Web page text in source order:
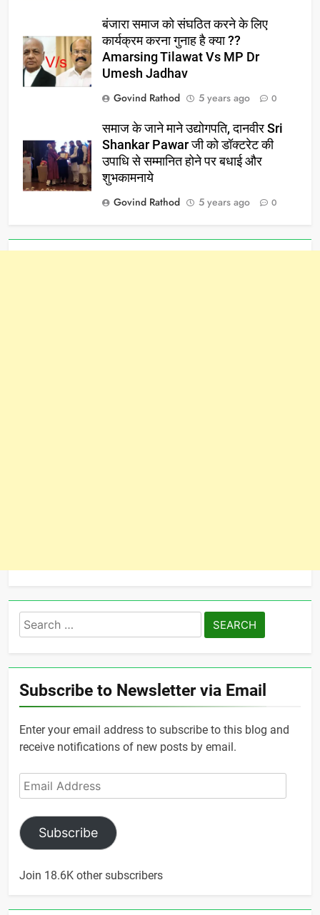
बंजारा समाज को संघठित करने के लिए
कार्यक्रम करना गुनाह है क्या ??
Amarsing Tilawat Vs MP Dr
Umesh Jadhav
Govind Rathod
5 years ago 0
समाज के जाने माने उद्योगपति, दानवीर Sri
Shankar Pawar जी को डॉक्टरेट की
उपाधि से सम्मानित होने पर बधाई और
शुभकामनाये
Govind Rathod
5 years ago 0
Search
for:
Subscribe to Newsletter via Email
Enter your email address to subscribe to this blog and
receive notifications of new posts by email.
Email
Address
Subscribe
Join 18.6K other subscribers